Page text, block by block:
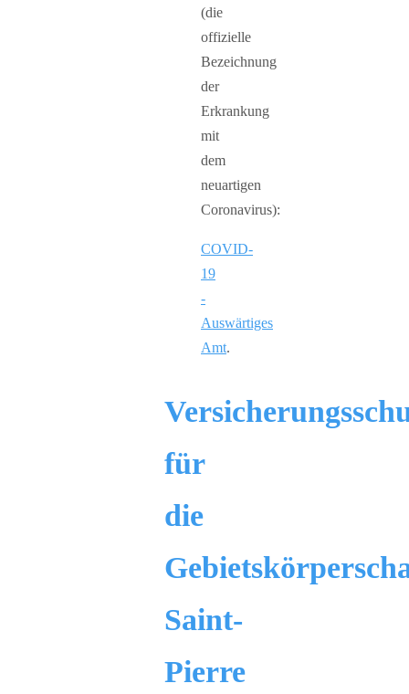
(die
offizielle
Bezeichnung
der
Erkrankung
mit
dem
neuartigen
Coronavirus):
COVID-
19
-
Auswärtiges
Amt.
für
die
Saint-
Pierre